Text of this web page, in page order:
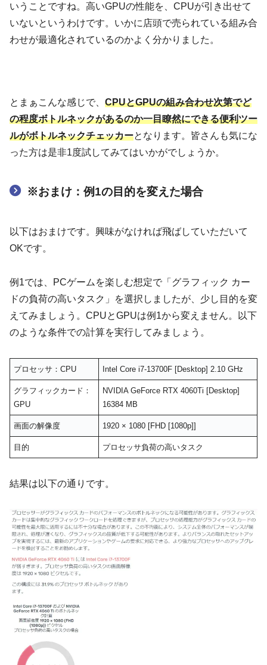
いうことですね。高いGPUの性能を、CPUが引き出せて
いないというわけです。いかに店頭で売られている組み合
わせが最適化されているのかよく分かりました。
とまぁこんな感じで、 CPUとGPUの組み合わせ次第でど
の程度ボトルネックがあるのか一目瞭然にできる便利ツー
ルがボトルネックチェッカーとなります。皆さんも気にな
った方は是非1度試してみてはいかがでしょうか。
※おまけ：例1の目的を変えた場合
以下はおまけです。興味がなければ飛ばしていただいて
OKです。
例1では、PCゲームを楽しむ想定で「グラフィック カー
ドの負荷の高いタスク」を選択しましたが、少し目的を変
えてみましょう。CPUとGPUは例1から変えません。以下
のような条件での計算を実行してみましょう。
プロセッサ：CPU Intel Core i7-13700F [Desktop] 2.10 GHz
グラフィックカード：
GPU
NVIDIA GeForce RTX 4060Ti [Desktop]
16384 MB
画面の解像度 1920 × 1080 [FHD [1080p]]
目的 プロセッサ負荷の高いタスク
結果は以下の通りです。